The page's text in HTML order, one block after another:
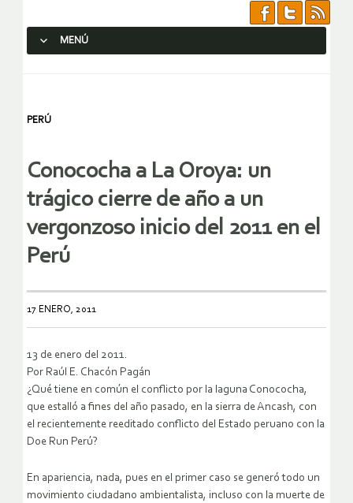
MENÚ
PERÚ
Conococha a La Oroya: un
trágico cierre de año a un
vergonzoso inicio del 2011 en el
Perú
17 ENERO, 2011
13 de enero del 2011.
Por Raúl E. Chacón Pagán
¿Qué tiene en común el conflicto por la laguna Conococha,
que estalló a fines del año pasado, en la sierra de Ancash, con
el recientemente reeditado conflicto del Estado peruano con la
Doe Run Perú?
En apariencia, nada, pues en el primer caso se generó todo un
movimiento ciudadano ambientalista, incluso con la muerte de